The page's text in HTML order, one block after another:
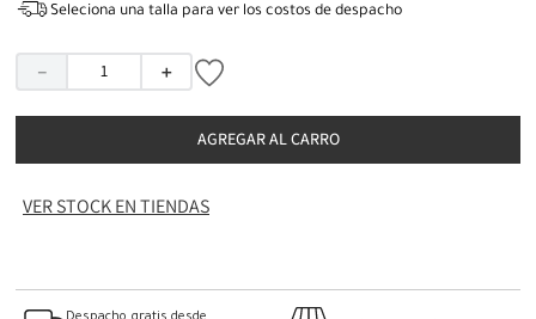
Seleciona una talla para ver los costos de despacho
＋
－
AGREGAR AL CARRO
VER STOCK EN TIENDAS